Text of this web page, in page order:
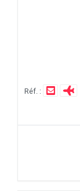
Réf. :